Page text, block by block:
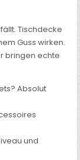
Tischdecke
Guss wirken.
bringen echte
Absolut
und